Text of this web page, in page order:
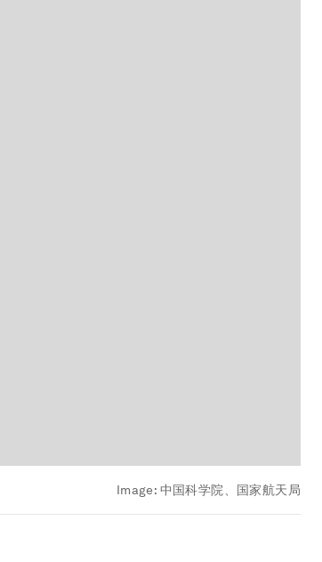
Image: 中国科学院、国家航天局